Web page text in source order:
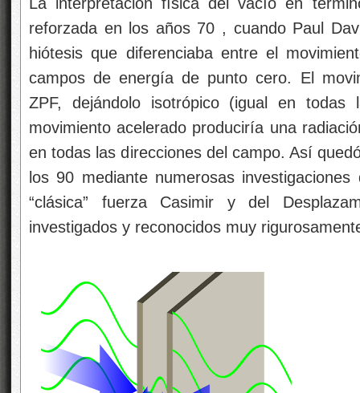
reforzada en los años 70 , cuando Paul
hiótesis que diferenciaba entre el
campos de energía de punto cero. El
ZPF, dejándolo isotrópico (igual en todas
movimiento acelerado produciría una
en todas las direcciones del campo. Así
los 90 mediante numerosas
“clásica” fuerza Casimir y del
investigados y reconocidos muy